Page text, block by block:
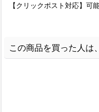
【クリックポスト対応】可
この商品を買った人は